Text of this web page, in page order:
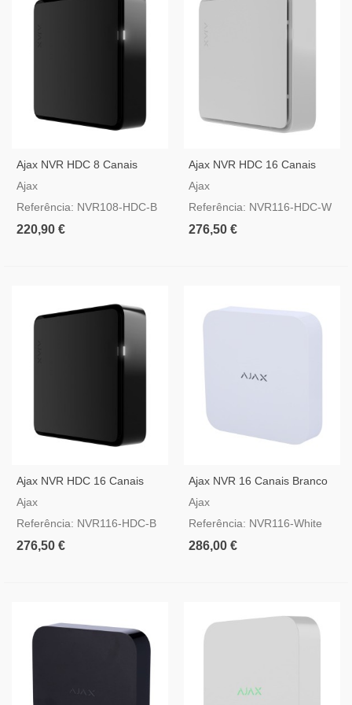
Ajax NVR HDC 8 Canais
Preto — Gravador IP 4K
Ajax
Referência: NVR108-HDC-B
220,90 €
Ajax NVR HDC 16 Canais
Branco — Gravador IP 4K
Ajax
Referência: NVR116-HDC-W
276,50 €
Ajax NVR HDC 16 Canais
Preto — Gravador IP 4K
Ajax
Referência: NVR116-HDC-B
276,50 €
Ajax NVR 16 Canais Branco
— Gravador De Vídeo IP
Ajax
Referência: NVR116-White
286,00 €